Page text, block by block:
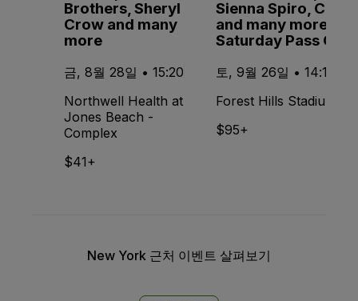
Brothers, Sheryl
Crow and many
more
금, 8월 28일 • 15:20
Northwell Health at
Jones Beach -
Complex
$41+
Sienna Spiro, CMAT
and many more -
Saturday Pass Only
토, 9월 26일 • 14:15
Forest Hills Stadium
$95+
New York 근처 이벤트 살펴보기